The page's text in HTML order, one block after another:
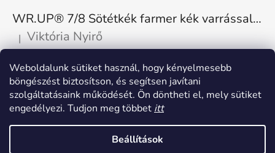
Weboldalunk sütiket használ, hogy kényelmesebb
böngészést biztosítson, és segítsen javítani
szolgáltatásaink működését. Ön döntheti el, mely sütiket
engedélyezi. Tudjon meg többet itt
Beállítások
WR.UP® 7/8 Sötétkék farmer kék varrással, superskinny RE(MOVE) WRUP4RC002ORG, J0B
A termék értékelése 5-ből 5 csillag.
| Viktória Nyirő
Nagyon kényelmes, rugalmas. Méretnek megfelelő.